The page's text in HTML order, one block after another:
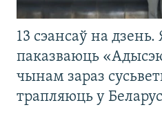
13 сэансаў на
паказваюць
чынам зараз
трапляюць у